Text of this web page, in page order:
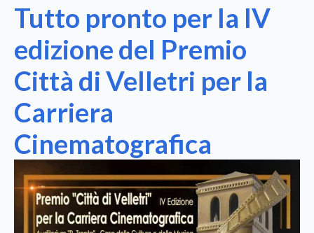
Tutto pronto per la IV
edizione del Premio
Città di Velletri per la
Carriera
Cinematografica